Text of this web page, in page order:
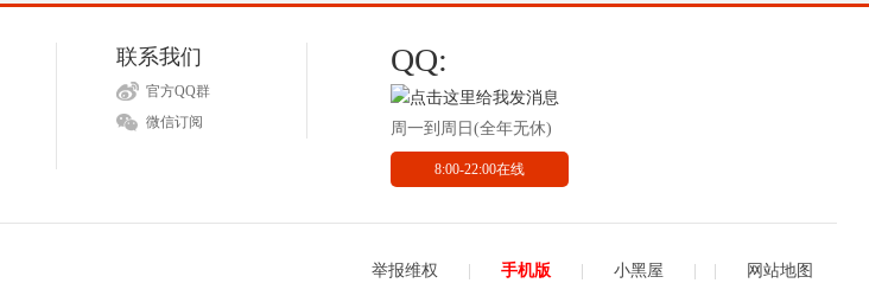
联系我们
官方QQ群
微信订阅
QQ:
周一到周日(全年无休)
8:00-22:00在线
举报维权 手机版 小黑屋 网站地图